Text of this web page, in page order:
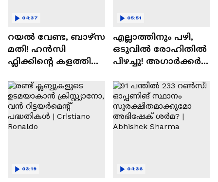
റയല്‍ വേണ്ട, ബാഴ്‌സ
മതി! ഹൻസി
ഫ്ലിക്കിന്റെ കളത്തില്‍
Rodri | Barcelona
04:37
എല്ലാത്തിനും പഴി,
ഒടുവില്‍ രോഹിതില്‍
പിഴച്ചു! അഗാര്‍ക്കർ
വിപ്ലവകാരിയോ? |
Ajit Agarkar
05:51
03:19 04:36